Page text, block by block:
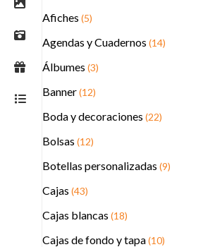
Afiches (5)
Agendas y Cuadernos (14)
Álbumes (3)
Banner(12)
Boda y decoraciones (22)
Bolsas (12)
Botellas personalizadas (9)
Cajas (43)
Cajas blancas (18)
Cajas de fondo y tapa(10)